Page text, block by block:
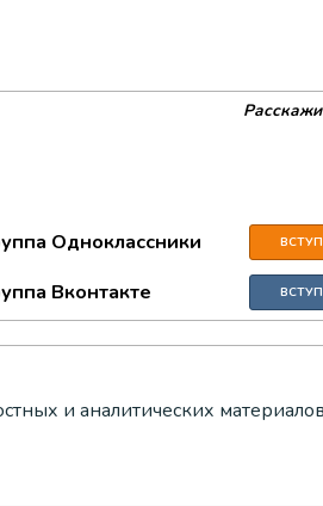
Одноклассники
Вконтакте
и аналитических